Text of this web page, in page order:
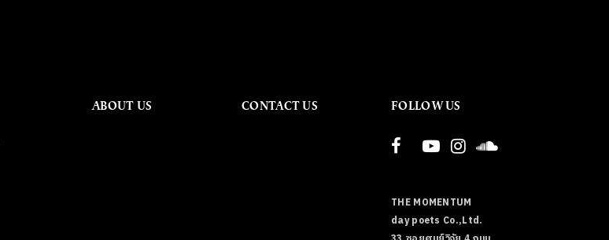
ABOUT US CONTACT US FOLLOW US
THE MOMENTUM
day poets Co.,Ltd.